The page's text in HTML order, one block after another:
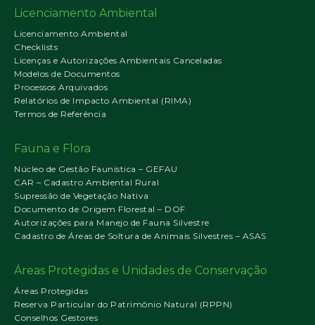
Licenciamento Ambiental
Licenciamento Ambiental
Checklists
Licenças e Autorizações Ambientais Canceladas
Modelos de Documentos
Processos Arquivados
Relatórios de Impacto Ambiental (RIMA)
Termos de Referência
Fauna e Flora
Núcleo de Gestão Faunística – GEFAU
CAR – Cadastro Ambiental Rural
Supressão de Vegetação Nativa
Documento de Origem Florestal – DOF
Autorizações para Manejo de Fauna Silvestre
Cadastro de Áreas de Soltura de Animais Silvestres – ASAS
Áreas Protegidas e Unidades de Conservação
Áreas Protegidas
Reserva Particular do Patrimônio Natural (RPPN)
Conselhos Gestores